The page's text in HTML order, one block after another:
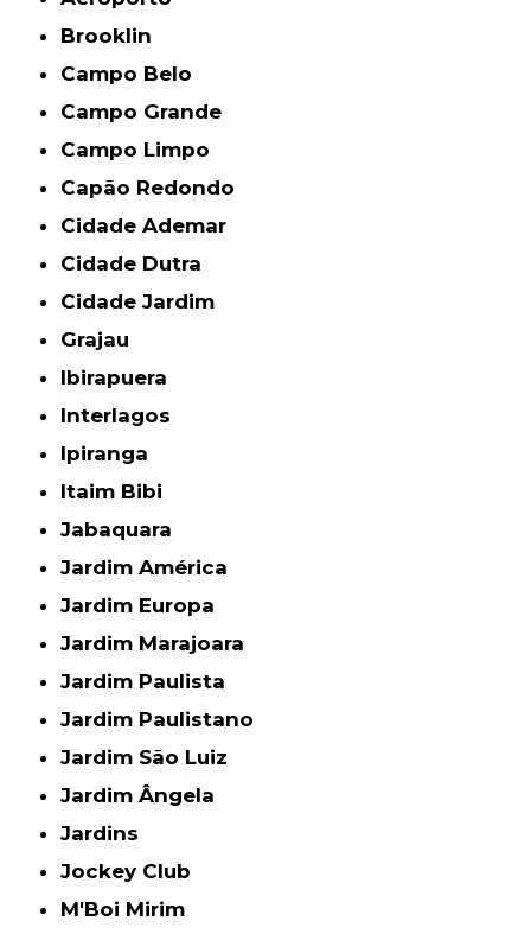
Brooklin
Campo Belo
Campo Grande
Campo Limpo
Capão Redondo
Cidade Ademar
Cidade Dutra
Cidade Jardim
Grajau
Ibirapuera
Interlagos
Ipiranga
Itaim Bibi
Jabaquara
Jardim América
Jardim Europa
Jardim Marajoara
Jardim Paulista
Jardim Paulistano
Jardim São Luiz
Jardim Ângela
Jardins
Jockey Club
M'Boi Mirim